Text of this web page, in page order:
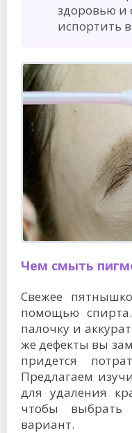
здоровью и
испортить
Чем смыть
Свежее
помощью
палочку и
же дефекты вы
придется
Предлагаем
для удаления
чтобы выбрать
вариант.